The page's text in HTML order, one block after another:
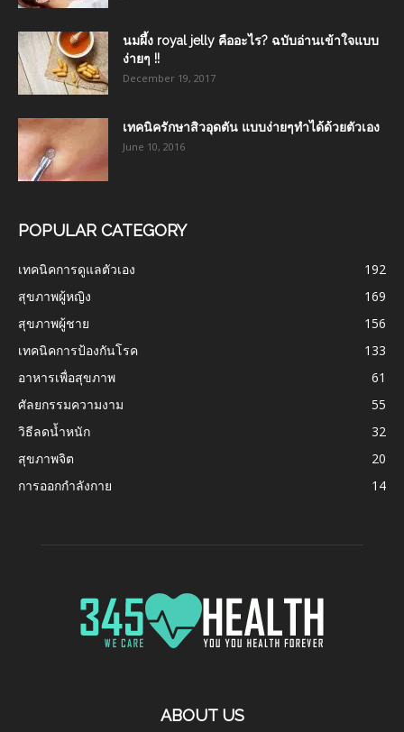
นมผึ้ง royal jelly คืออะไร? ฉบับอ่านเข้าใจแบบ
ง่ายๆ !!
December 19, 2017
เทคนิครักษาสิวอุดตัน แบบง่ายๆทำได้ด้วยตัวเอง
June 10, 2016
POPULAR CATEGORY
เทคนิคการดูแลตัวเอง
192
สุขภาพผู้หญิง
169
สุขภาพผู้ชาย
156
เทคนิคการป้องกันโรค
133
อาหารเพื่อสุขภาพ
61
ศัลยกรรมความงาม
55
วิธีลดน้ำหนัก
32
สุขภาพจิต
20
การออกกำลังกาย
14
ABOUT US